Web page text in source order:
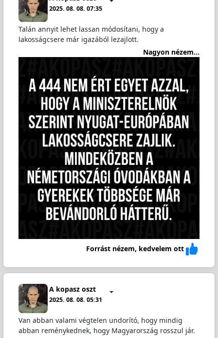
2025. 08. 08. 07:35
Talán annyit lehet lassan módosítani, hogy a
lakosságcsere már igazából lezajlott.
Nagyon nézem...
Forrást nézem, kedvelem ott
A kopasz oszt
2025. 08. 08. 05:31
Van abban valami végtelen undorító, hogy mindig
abban reménykednek, hogy Magyarország rosszul jár.